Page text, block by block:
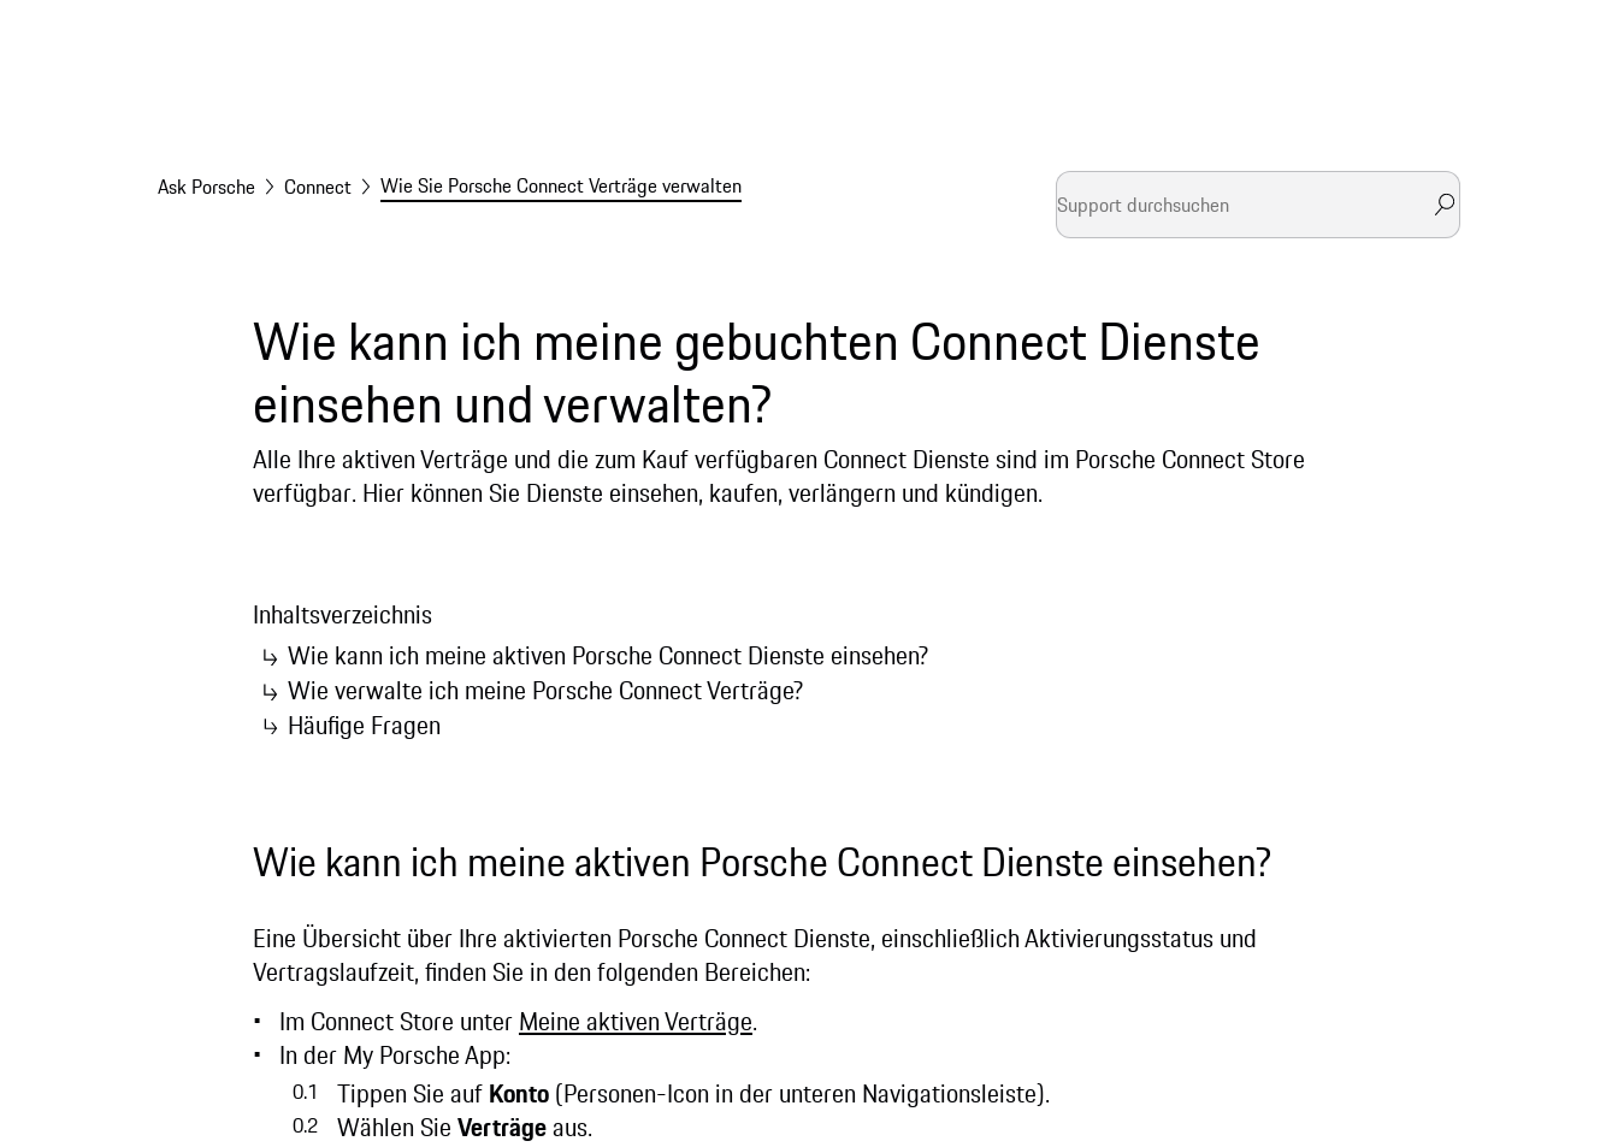
Ask Porsche Connect Wie Sie Porsche Connect Verträge verwalten
Wie kann ich meine gebuchten Connect Dienste
einsehen und verwalten?
Alle Ihre aktiven Verträge und die zum Kauf verfügbaren Connect Dienste sind im Porsche Connect Store
verfügbar. Hier können Sie Dienste einsehen, kaufen, verlängern und kündigen.
Inhaltsverzeichnis
Wie kann ich meine aktiven Porsche Connect Dienste einsehen?
Wie verwalte ich meine Porsche Connect Verträge?
Häufige Fragen
Wie kann ich meine aktiven Porsche Connect Dienste einsehen?
Eine Übersicht über Ihre aktivierten Porsche Connect Dienste, einschließlich Aktivierungsstatus und
Vertragslaufzeit, finden Sie in den folgenden Bereichen:
Im Connect Store unterMeine aktiven Verträge.
In der My Porsche App:
Tippen Sie aufKonto(Personen-Icon in der unteren Navigationsleiste).
Wählen SieVerträgeaus.